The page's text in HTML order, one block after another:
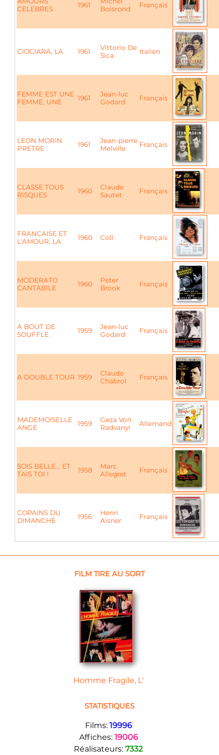
CELEBRES
1961
Boisrond
Français
CIOCIARA, LA 1961
Vittorio De
Sica
Italien
FEMME EST UNE
FEMME, UNE
1961
Jean-luc
Godard
Français
LEON MORIN
PRETRE
1961
Jean-pierre
Melville
Français
CLASSE TOUS
RISQUES
1960
Claude
Sautet
Français
FRANCAISE ET
L'AMOUR, LA
1960 Coll Français
MODERATO
CANTABILE
1960
Peter
Brook
Français
A BOUT DE
SOUFFLE
1959
Jean-luc
Godard
Français
A DOUBLE TOUR 1959
Claude
Chabrol
Français
MADEMOISELLE
ANGE
1959
Geza Von
Radvanyi
Allemand
SOIS BELLE... ET
TAIS TOI !
1958
Marc
Allegret
Français
COPAINS DU
DIMANCHE
1956
Henri
Aisner
Français
FILM TIRE AU SORT
Homme Fragile, L'
STATISTIQUES
Films: 19996
Affiches: 19006
Réalisateurs: 7332